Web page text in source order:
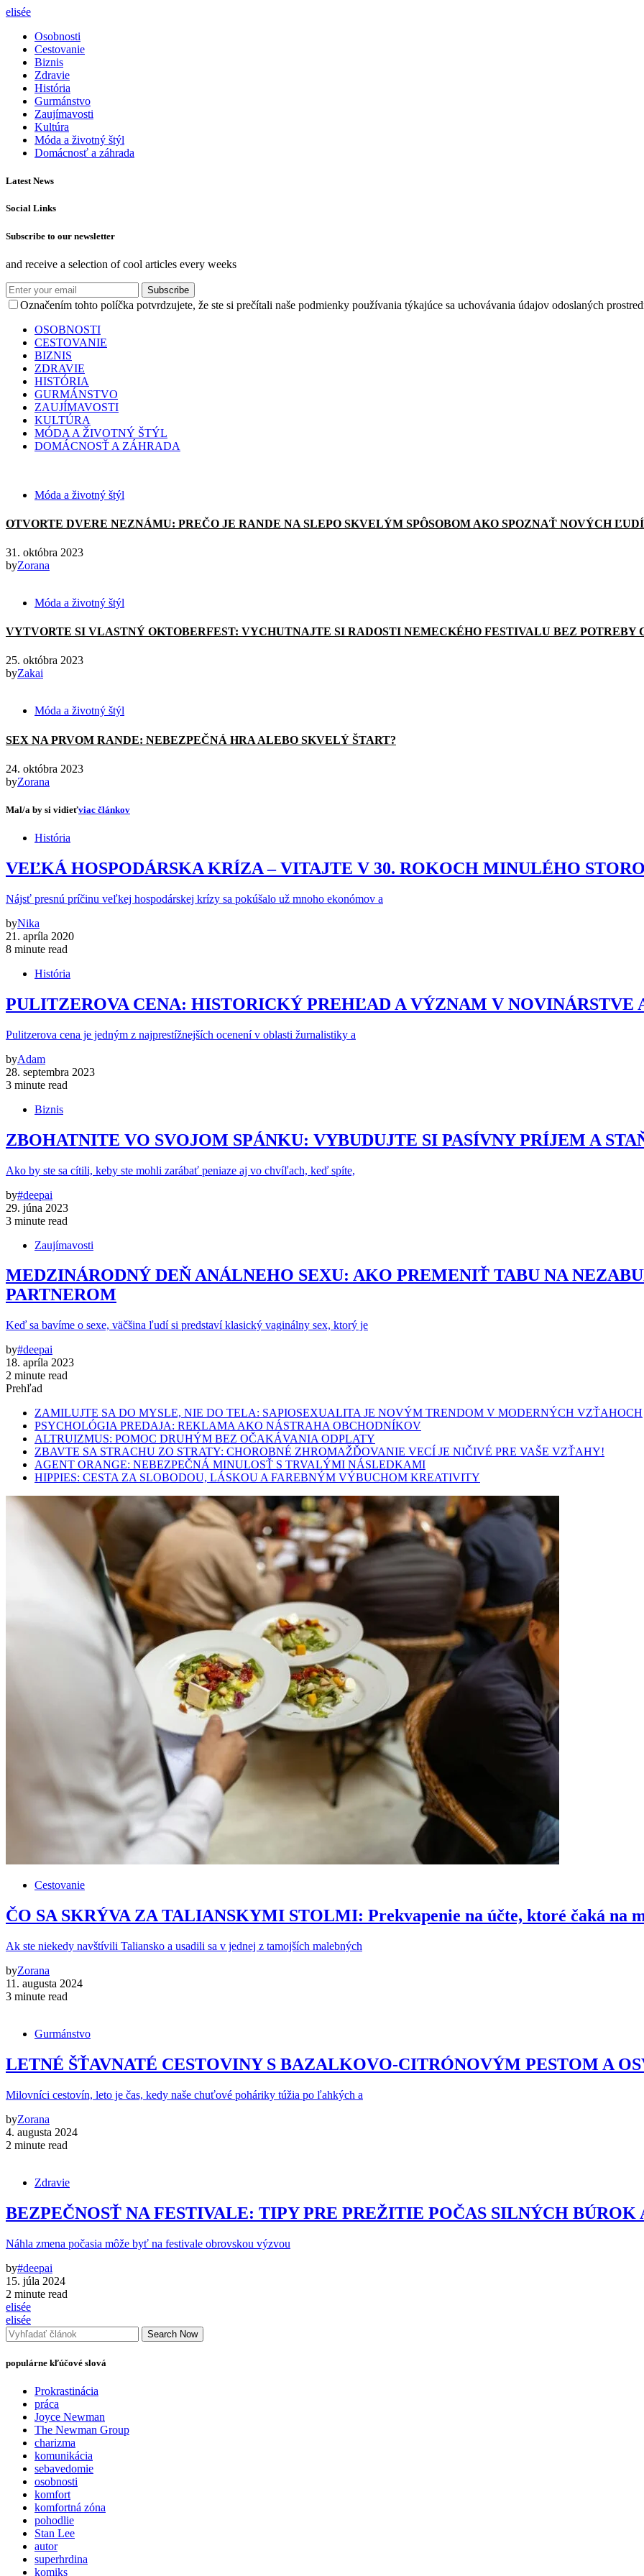
elisée
Osobnosti
Cestovanie
Biznis
Zdravie
História
Gurmánstvo
Zaujímavosti
Kultúra
Móda a životný štýl
Domácnosť a záhrada
Latest News
Social Links
Subscribe to our newsletter
and receive a selection of cool articles every weeks
Subscribe
Označením tohto políčka potvrdzujete, že ste si prečítali naše podmienky používania týkajúce sa uchovávania údajov odoslaných
OSOBNOSTI
CESTOVANIE
BIZNIS
ZDRAVIE
HISTÓRIA
GURMÁNSTVO
ZAUJÍMAVOSTI
KULTÚRA
MÓDA A ŽIVOTNÝ ŠTÝL
DOMÁCNOSŤ A ZÁHRADA
Móda a životný štýl
OTVORTE DVERE NEZNÁMU: PREČO JE RANDE NA SLEPO SKVELÝM SPÔSOBOM AKO SPOZNAŤ NOVÝCH
31. októbra 2023
byZorana
Móda a životný štýl
VYTVORTE SI VLASTNÝ OKTOBERFEST: VYCHUTNAJTE SI RADOSTI NEMECKÉHO FESTIVALU BEZ POTREBY
25. októbra 2023
byZakai
Móda a životný štýl
SEX NA PRVOM RANDE: NEBEZPEČNÁ HRA ALEBO SKVELÝ ŠTART?
24. októbra 2023
byZorana
Mal/a by si vidieťviac článkov
História
VEĽKÁ HOSPODÁRSKA KRÍZA – VITAJTE V 30. ROKOCH MINULÉHO
Nájsť presnú príčinu veľkej hospodárskej krízy sa pokúšalo už mnoho ekonómov a
byNika
21. apríla 2020
8 minute read
História
PULITZEROVA CENA: HISTORICKÝ PREHĽAD A VÝZNAM V NOVINÁRSTVE
Pulitzerova cena je jedným z najprestížnejších ocenení v oblasti žurnalistiky a
byAdam
28. septembra 2023
3 minute read
Biznis
ZBOHATNITE VO SVOJOM SPÁNKU: VYBUDUJTE SI PASÍVNY PRÍJEM A
Ako by ste sa cítili, keby ste mohli zarábať peniaze aj vo chvíľach, keď spíte,
by#deepai
29. júna 2023
3 minute read
Zaujímavosti
MEDZINÁRODNÝ DEŇ ANÁLNEHO SEXU: AKO PREMENIŤ TABU NA
PARTNEROM
Keď sa bavíme o sexe, väčšina ľudí si predstaví klasický vaginálny sex, ktorý je
by#deepai
18. apríla 2023
2 minute read
Prehľad
ZAMILUJTE SA DO MYSLE, NIE DO TELA: SAPIOSEXUALITA JE NOVÝM TRENDOM V MODERNÝCH VZŤAHOCH
PSYCHOLÓGIA PREDAJA: REKLAMA AKO NÁSTRAHA OBCHODNÍKOV
ALTRUIZMUS: POMOC DRUHÝM BEZ OČAKÁVANIA ODPLATY
ZBAVTE SA STRACHU ZO STRATY: CHOROBNÉ ZHROMAŽĎOVANIE VECÍ JE NIČIVÉ PRE VAŠE VZŤAHY!
AGENT ORANGE: NEBEZPEČNÁ MINULOSŤ S TRVALÝMI NÁSLEDKAMI
HIPPIES: CESTA ZA SLOBODOU, LÁSKOU A FAREBNÝM VÝBUCHOM KREATIVITY
Cestovanie
ČO SA SKRÝVA ZA TALIANSKYMI STOLMI: Prekvapenie na účte, ktoré čaká na
Ak ste niekedy navštívili Taliansko a usadili sa v jednej z tamojších malebných
byZorana
11. augusta 2024
3 minute read
Gurmánstvo
LETNÉ ŠŤAVNATÉ CESTOVINY S BAZALKOVO-CITRÓNOVÝM PESTOM A
Milovníci cestovín, leto je čas, kedy naše chuťové poháriky túžia po ľahkých a
byZorana
4. augusta 2024
2 minute read
Zdravie
BEZPEČNOSŤ NA FESTIVALE: TIPY PRE PREŽITIE POČAS SILNÝCH BÚROK
Náhla zmena počasia môže byť na festivale obrovskou výzvou
by#deepai
15. júla 2024
2 minute read
elisée
elisée
Search Now
populárne kľúčové slová
Prokrastinácia
práca
Joyce Newman
The Newman Group
charizma
komunikácia
sebavedomie
osobnosti
komfort
komfortná zóna
pohodlie
Stan Lee
autor
superhrdina
komiks